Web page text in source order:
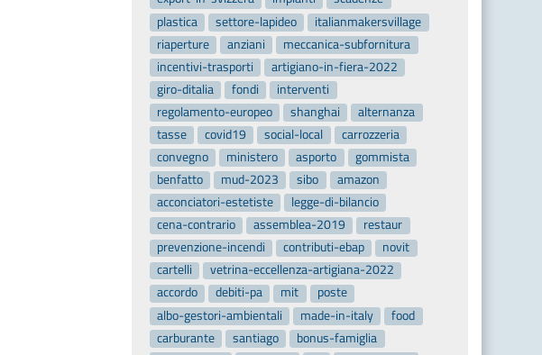
plastica
settore-lapideo
italianmakersvillage
riaperture
anziani
meccanica-subfornitura
incentivi-trasporti
artigiano-in-fiera-2022
giro-ditalia
fondi
interventi
regolamento-europeo
shanghai
alternanza
tasse
covid19 social-local
carrozzeria
convegno
ministero asporto
gommista
benfatto
mud-2023 sibo
amazon
acconciatori-estetiste
legge-di-bilancio
cena-contrario
assemblea-2019
restaur
prevenzione-incendi
contributi-ebap
novit
cartelli
vetrina-eccellenza-artigiana-2022
accordo
debiti-pa mit
poste
albo-gestori-ambientali
made-in-italy
food
carburante
santiago
bonus-famiglia